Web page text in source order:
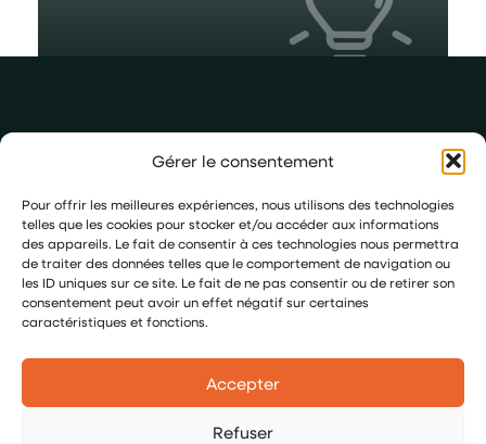
Gérer le consentement
Pour offrir les meilleures expériences, nous utilisons des technologies
telles que les cookies pour stocker et/ou accéder aux informations
des appareils. Le fait de consentir à ces technologies nous permettra
de traiter des données telles que le comportement de navigation ou
les ID uniques sur ce site. Le fait de ne pas consentir ou de retirer son
consentement peut avoir un effet négatif sur certaines
caractéristiques et fonctions.
Accepter
Refuser
06 48 61
21 81
contact@conceptelec31.fr
15, avenue
du Petit
Paradis
Bruguières
Accueil
Électricité
générale
Éclairage
Chauffage et
Contactez-nous
Mentions légales
Politique de
confidentialité
Politique de